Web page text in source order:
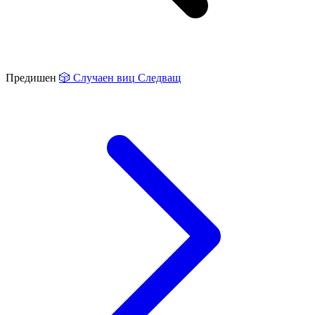
Предишен 🎲 Случаен виц Следващ